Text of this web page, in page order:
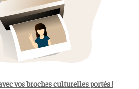
vos broches culturelles portés !